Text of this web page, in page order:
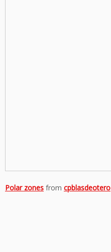
Polar zones from cpblasdeotero